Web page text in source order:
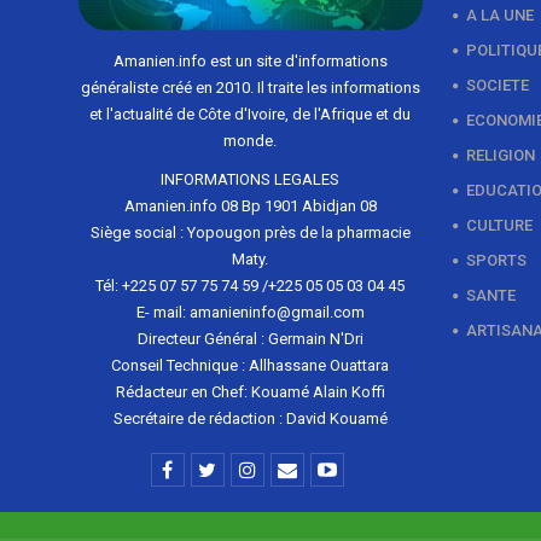
Amanien.info est un site d'informations
généraliste créé en 2010. Il traite les informations
et l'actualité de Côte d'Ivoire, de l'Afrique et du
monde.
INFORMATIONS LEGALES
Amanien.info 08 Bp 1901 Abidjan 08
Siège social : Yopougon près de la pharmacie
Maty.
Tél: +225 07 57 75 74 59 /+225 05 05 03 04 45
E- mail: amanieninfo@gmail.com
Directeur Général : Germain N'Dri
Conseil Technique : Allhassane Ouattara
Rédacteur en Chef: Kouamé Alain Koffi
Secrétaire de rédaction : David Kouamé
A LA UNE
SOCIETE
RELIGION
CULTURE
SPORTS
SANTE